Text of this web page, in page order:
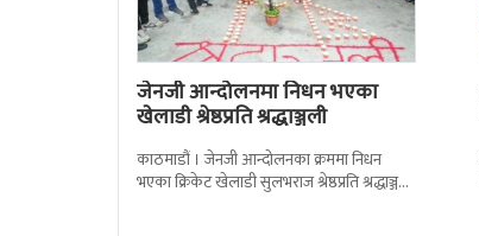
जेनजी आन्दोलनमा निधन भएका
खेलाडी श्रेष्ठप्रति श्रद्धाञ्जली
काठमाडौं । जेनजी आन्दोलनका क्रममा निधन
भएका क्रिकेट खेलाडी सुलभराज श्रेष्ठप्रति श्रद्धाञ्जली